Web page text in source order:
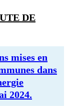
DE
mises en
dans
2024.